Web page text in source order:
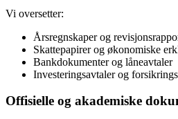
Vi oversetter:
Årsregnskaper og
Skattepapirer og økonomiske
Bankdokumenter og låneavtaler
Investeringsavtaler og
Offisielle og akademiske